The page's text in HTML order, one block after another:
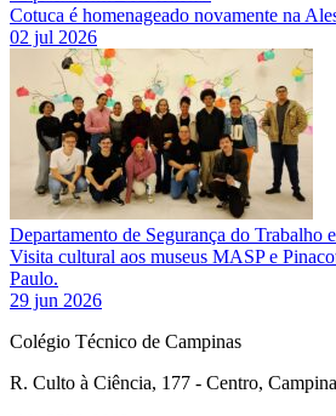
Cotuca é homenageado novamente na
02 jul 2026
Departamento de Segurança do Trabalho
Visita cultural aos museus MASP e
Paulo.
29 jun 2026
Colégio Técnico de Campinas
R. Culto à Ciência, 177 - Centro,